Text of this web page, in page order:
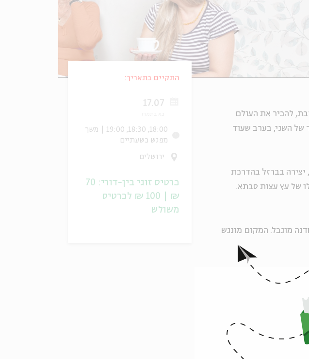
ומקרבת, להכיר את העולם
של השני, בערב שעוד
בברזל בהדרכת
של עץ עצות סבתא.
בכל סדנה מוגבל. המקום מונגש
התקיים בתאריך:
17.07
18:00, 18:30, 19:00 | משך
מפגש כשעתיים
ירושלים
כרטיס זוגי בין-דורי: 70
₪ | 100 ₪ לכרטיס
משולש